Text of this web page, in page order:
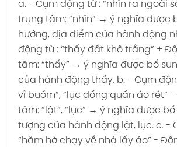
Soạn bài CỦNG CỐ VÀ MỞ
6 tập 1 Trang 115 SGK Kết nối tri
Soạn bài THỰC HÀNH ĐỌC: HÀNH
BẦY ONG soạn văn 6 tập 1 Trang
Kết nối tri thức
a. - Cụm động từ : “nhìn ra ngoài
trung tâm: “nhìn” → ý nghĩa được
hướng, địa điểm của hành động
động từ : “thấy đất khô trắng” +
tâm: “thấy” → ý nghĩa được bổ
của hành động thấy. b. - Cụm
vỉ buồm”, “lục đống quần áo rét” -
tâm: “lật”, “lục” → ý nghĩa được
tượng của hành động lật, lục. c. -
“hăm hở chạy về nhà lấy áo” -